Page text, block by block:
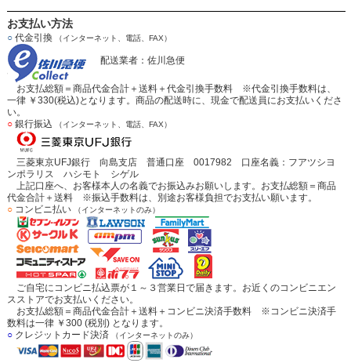
お支払い方法
○代金引換 （インターネット、電話、FAX）
配送業者：佐川急便
お支払総額＝商品代金合計＋送料＋代金引換手数料 ※代金引換手数料は、
一律 ￥330(税込)となります。商品の配送時に、現金で配送員にお支払いくださ
い。
○銀行振込 （インターネット、電話、FAX）
三菱東京UFJ銀行 向島支店 普通口座 0017982 口座名義：フアツシヨ
ンポラリス ハシモト シゲル
上記口座へ、お客様本人の名義でお振込みお願いします。お支払総額＝商品
代金合計＋送料 ※振込手数料は、別途お客様負担でお支払い願います。
○コンビニ払い （インターネットのみ）
ご自宅にコンビニ払込票が１～３営業日で届きます。お近くのコンビニエン
スストアでお支払いください。
お支払総額＝商品代金合計＋送料＋コンビニ決済手数料 ※コンビニ決済手
数料は一律 ￥300 (税別) となります。
○クレジットカード決済 （インターネットのみ）